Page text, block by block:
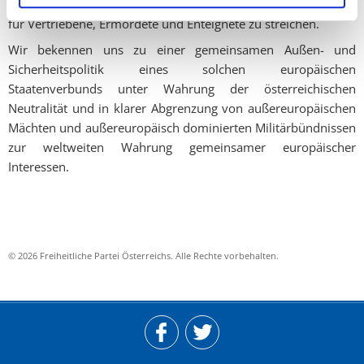
Europa nicht zu akzeptieren und im Sinne von Gerechtigkeit
für Vertriebene, Ermordete und Enteignete zu streichen.
Wir bekennen uns zu einer gemeinsamen Außen- und
Sicherheitspolitik eines solchen europäischen
Staatenverbunds unter Wahrung der österreichischen
Neutralität und in klarer Abgrenzung von außereuropäischen
Mächten und außereuropäisch dominierten Militärbündnissen
zur weltweiten Wahrung gemeinsamer europäischer
Interessen.
© 2026 Freiheitliche Partei Österreichs. Alle Rechte vorbehalten.